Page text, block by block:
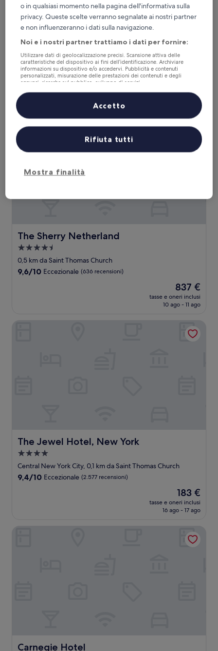
San Carlos Hotel
San Carlos Hotel
Struttura
4.5
stelle
0,7 km da Saint Thomas Church
9.6
su
10,
Eccezionale,
(1.833
recensioni)
9,6/10 Eccezionale (1.833 recensioni)
Il
attuale
309 €
tasse e oneri inclusi
23 ago - 24 ago
The Sherry Netherland
The Sherry Netherland
Struttura
a
4.5
0,5 km da Saint Thomas Church
9.6
9,6/10 Eccezionale (636 recensioni)
Il
prezzo
attuale
837 €
837 €
tasse e oneri inclusi
10 ago - 11 ago
The Sherry Netherland
The Jewel Hotel, New York
The Jewel Hotel, New York
Struttura
a
4.0
Central New York City, 0,1 km da Saint Thomas Church
9.4
9,4/10 Eccezionale (2.577 recensioni)
Il
prezzo
attuale
183 €
183 €
tasse e oneri inclusi
16 ago - 17 ago
Carnegie Hotel
Carnegie Hotel
o in qualsiasi momento nella pagina dell'informativa sulla
privacy. Queste scelte verranno segnalate ai nostri partner
e non influenzeranno i dati sulla navigazione.
Noi e i nostri partner trattiamo i dati per fornire:
Utilizzare dati di geolocalizzazione precisi. Scansione attiva delle
caratteristiche del dispositivo ai fini dell’identificazione. Archiviare
informazioni su dispositivo e/o accedervi. Pubblicità e contenuti
personalizzati, misurazione delle prestazioni dei contenuti e degli
annunci, ricerche sul pubblico, sviluppo di servizi.
Elenco dei partner (fornitori)
Mostra finalità
Rifiuta tutti
Accetto